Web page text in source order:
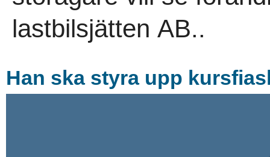
lastbilsjätten AB..
Han ska styra upp